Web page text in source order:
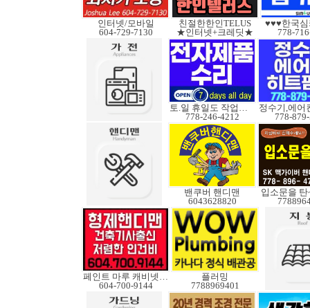
인터넷/모바일
604-729-7130
친절한한인TELUS
★인터넷+크레딧★
♥♥♥한국
778-
토.일 휴일도 작업가능
778-246-4212
778-
밴쿠버 핸디맨
6043628820
입소문을
페인트 마루 캐비넷코팅
604-700-9144
플러밍
7788969401